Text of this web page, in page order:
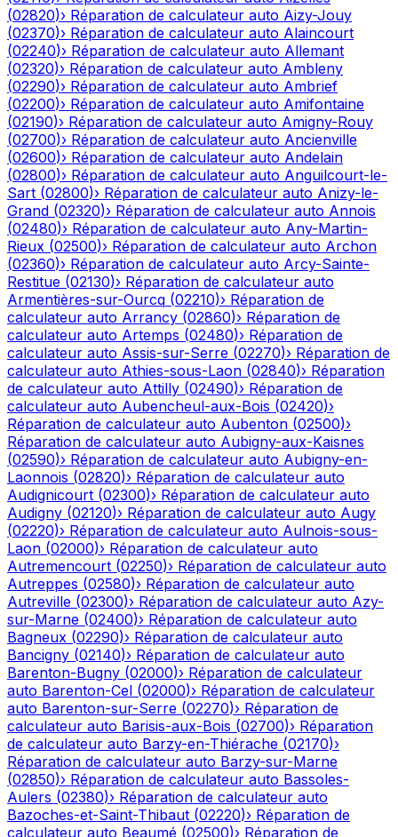
(02820)› Réparation de calculateur auto Aizy-Jouy
(02370)› Réparation de calculateur auto Alaincourt
(02240)› Réparation de calculateur auto Allemant
(02320)› Réparation de calculateur auto Ambleny
(02290)› Réparation de calculateur auto Ambrief
(02200)› Réparation de calculateur auto Amifontaine
(02190)› Réparation de calculateur auto Amigny-Rouy
(02700)› Réparation de calculateur auto Ancienville
(02600)› Réparation de calculateur auto Andelain
(02800)› Réparation de calculateur auto Anguilcourt-le-
Sart (02800)› Réparation de calculateur auto Anizy-le-
Grand (02320)› Réparation de calculateur auto Annois
(02480)› Réparation de calculateur auto Any-Martin-
Rieux (02500)› Réparation de calculateur auto Archon
(02360)› Réparation de calculateur auto Arcy-Sainte-
Restitue (02130)› Réparation de calculateur auto
Armentières-sur-Ourcq (02210)› Réparation de
calculateur auto Arrancy (02860)› Réparation de
calculateur auto Artemps (02480)› Réparation de
calculateur auto Assis-sur-Serre (02270)› Réparation de
calculateur auto Athies-sous-Laon (02840)› Réparation
de calculateur auto Attilly (02490)› Réparation de
calculateur auto Aubencheul-aux-Bois (02420)›
Réparation de calculateur auto Aubenton (02500)›
Réparation de calculateur auto Aubigny-aux-Kaisnes
(02590)› Réparation de calculateur auto Aubigny-en-
Laonnois (02820)› Réparation de calculateur auto
Audignicourt (02300)› Réparation de calculateur auto
Audigny (02120)› Réparation de calculateur auto Augy
(02220)› Réparation de calculateur auto Aulnois-sous-
Laon (02000)› Réparation de calculateur auto
Autremencourt (02250)› Réparation de calculateur auto
Autreppes (02580)› Réparation de calculateur auto
Autreville (02300)› Réparation de calculateur auto Azy-
sur-Marne (02400)› Réparation de calculateur auto
Bagneux (02290)› Réparation de calculateur auto
Bancigny (02140)› Réparation de calculateur auto
Barenton-Bugny (02000)› Réparation de calculateur
auto Barenton-Cel (02000)› Réparation de calculateur
auto Barenton-sur-Serre (02270)› Réparation de
calculateur auto Barisis-aux-Bois (02700)› Réparation
de calculateur auto Barzy-en-Thiérache (02170)›
Réparation de calculateur auto Barzy-sur-Marne
(02850)› Réparation de calculateur auto Bassoles-
Aulers (02380)› Réparation de calculateur auto
Bazoches-et-Saint-Thibaut (02220)› Réparation de
calculateur auto Beaumé (02500)› Réparation de